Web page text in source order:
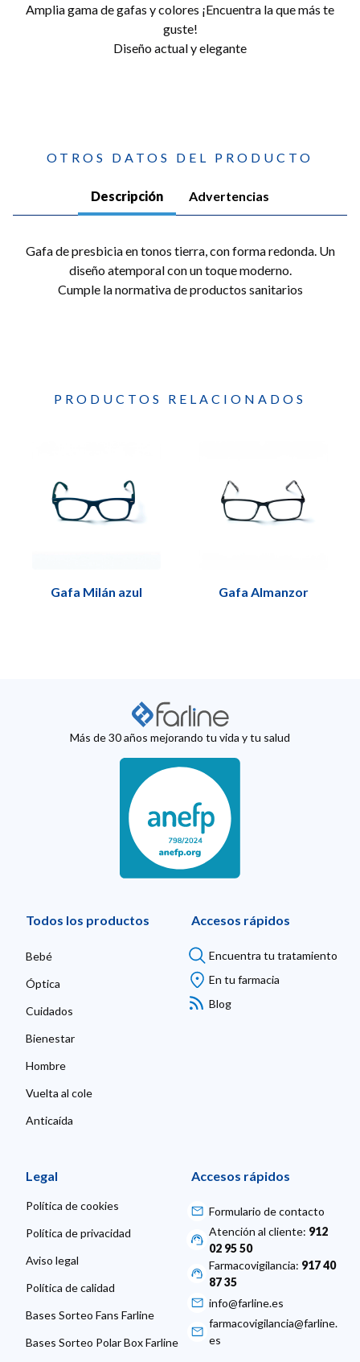
Amplia gama de gafas y colores ¡Encuentra la que más te
guste!
Diseño actual y elegante
OTROS DATOS DEL PRODUCTO
Descripción Advertencias
Gafa de presbicia en tonos tierra, con forma redonda. Un
diseño atemporal con un toque moderno.
Cumple la normativa de productos sanitarios
PRODUCTOS RELACIONADOS
Gafa Milán azul Gafa Almanzor
Más de 30 años mejorando tu vida y tu salud
Todos los productos
Bebé
Óptica
Cuidados
Bienestar
Hombre
Vuelta al cole
Anticaída
Accesos rápidos
Encuentra tu tratamiento
En tu farmacia
Blog
Legal
Política de cookies
Política de privacidad
Aviso legal
Política de calidad
Bases Sorteo Fans Farline
Bases Sorteo Polar Box Farline
Accesos rápidos
Formulario de contacto
Atención al cliente: 912
02 95 50
Farmacovigilancia: 917 40
87 35
info@farline.es
farmacovigilancia@farline.
es